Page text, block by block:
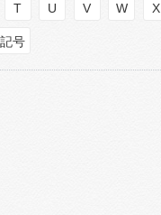
T U V W X
号